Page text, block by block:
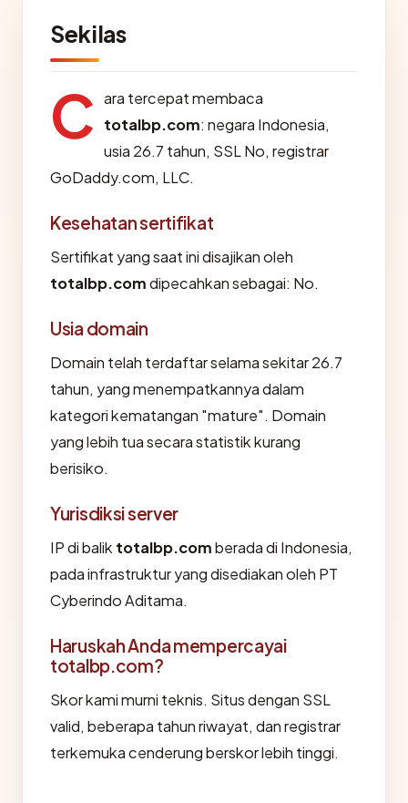
Sekilas
C ara tercepat membaca
totalbp.com: negara Indonesia,
usia 26.7 tahun, SSL No, registrar
GoDaddy.com, LLC.
Kesehatan sertifikat
Sertifikat yang saat ini disajikan oleh
totalbp.comdipecahkan sebagai: No.
Usia domain
Domain telah terdaftar selama sekitar 26.7
tahun, yang menempatkannya dalam
kategori kematangan "mature". Domain
yang lebih tua secara statistik kurang
berisiko.
Yurisdiksi server
IP di balik totalbp.comberada di Indonesia,
pada infrastruktur yang disediakan oleh PT
Cyberindo Aditama.
Haruskah Anda mempercayai
totalbp.com?
Skor kami murni teknis. Situs dengan SSL
valid, beberapa tahun riwayat, dan registrar
terkemuka cenderung berskor lebih tinggi.